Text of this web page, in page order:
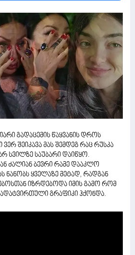
გადაცემის წაყვანის დროს
შეიკავა მას შემდეგ რაც რუსკა
სვილზე საუბარი დაიწყო.
ძალიან ბევრი რამე დააკლო
ნანობს ყველაზე მეტად, რადგან
იზრდებოდა იმის გამო რომ
გრაფიკი ჰქონდა.